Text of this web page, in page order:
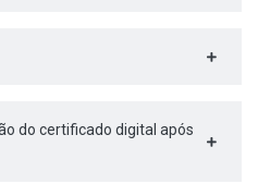
do certificado digital após